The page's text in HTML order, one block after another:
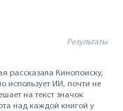
Результаты
рассказала Кинопоиску,
использует ИИ, почти не
на текст значок
над каждой книгой у